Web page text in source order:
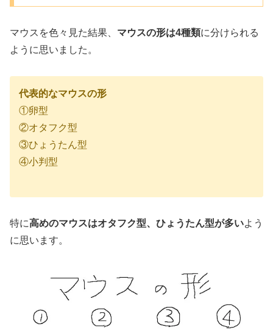
マウスを色々見た結果、 マウスの形は4種類に分けられる
ように思いました。
代表的なマウスの形
①卵型
②オタフク型
③ひょうたん型
④小判型
特に高めのマウスはオタフク型、ひょうたん型が多いよう
に思います。